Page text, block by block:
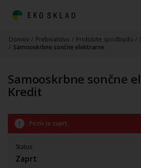
Domov / Prebivalstvo / Pridobite spodbudo /
/ Samooskrbne sončne elektrarne
Samooskrbne sončne
Kredit
Poziv je zaprt
Status
Zaprt